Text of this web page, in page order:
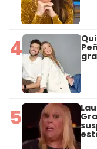
4
5